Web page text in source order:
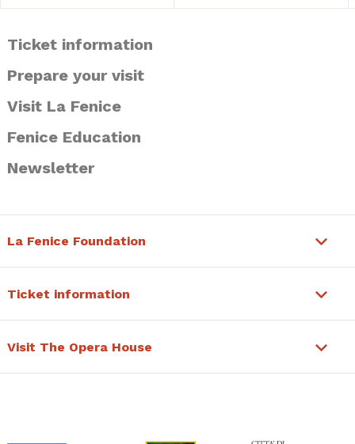
Ticket information
Prepare your visit
Visit La Fenice
Fenice Education
Newsletter
La Fenice Foundation
Ticket information
Visit The Opera House